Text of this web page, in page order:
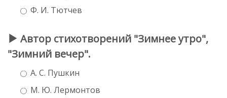
Ф. И. Тютчев
Автор стихотворений "Зимнее утро",
"Зимний вечер".
А. С. Пушкин
М. Ю. Лермонтов